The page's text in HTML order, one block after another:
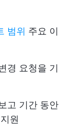
범위 주요 이
경 요청을 기
고 기간 동안
원